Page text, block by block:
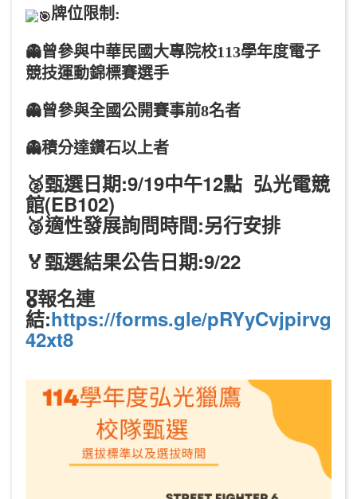
牌位限制:
👻曾參與中華民國大專院校113學年度電子
競技運動錦標賽選手
👻曾參與全國公開賽事前8名者
👻積分達鑽石以上者
🥈甄選日期:9/19中午12點 弘光電競
館(EB102)
🥉適性發展詢問時間:另行安排
🏅甄選結果公告日期:9/22
🎖️報名連
結:https://forms.gle/pRYyCvjpirvg
42xt8